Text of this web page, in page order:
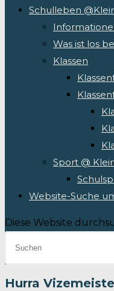
Schulleben
Was ist los
Klassen
Sport @
Website-Suche
Diese Website
Hurra